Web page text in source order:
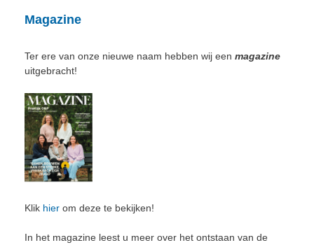
Magazine
Ter ere van onze nieuwe naam hebben wij een magazine
uitgebracht!
Klik hier om deze te bekijken!
In het magazine leest u meer over het ontstaan van de